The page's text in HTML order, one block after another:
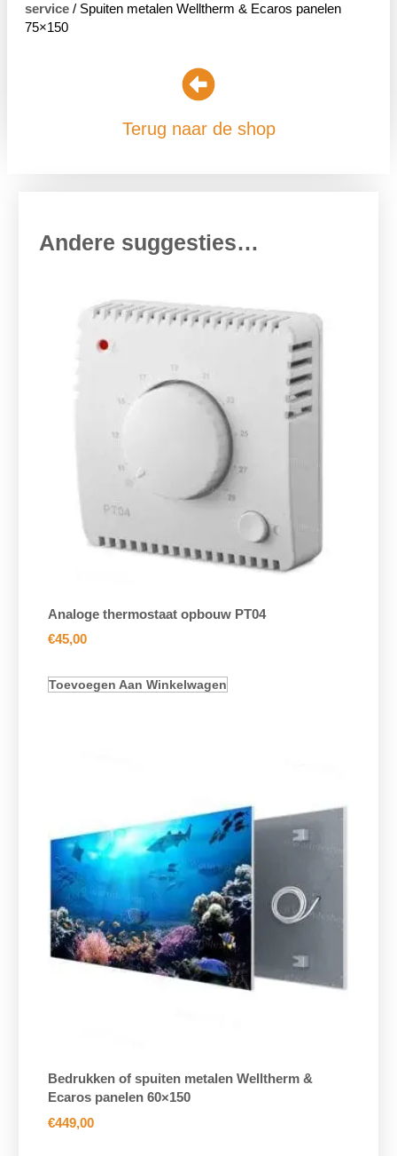
service / Spuiten metalen Welltherm & Ecaros panelen
75×150
Terug naar de shop
Andere suggesties…
Analoge thermostaat opbouw PT04
€45,00
Toevoegen Aan Winkelwagen
Bedrukken of spuiten metalen Welltherm &
Ecaros panelen 60×150
€449,00